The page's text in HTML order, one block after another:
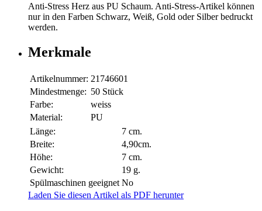
Anti-Stress Herz aus PU Schaum. Anti-Stress-Artikel können
nur in den Farben Schwarz, Weiß, Gold oder Silber bedruckt
werden.
Merkmale
Artikelnummer: 21746601
Mindestmenge: 50 Stück
Farbe:
weiss
Material:
PU
Länge:
7 cm.
Breite:
4,90cm.
Höhe:
7 cm.
Gewicht:
19 g.
Spülmaschinen geeignet No
Laden Sie diesen Artikel als PDF herunter